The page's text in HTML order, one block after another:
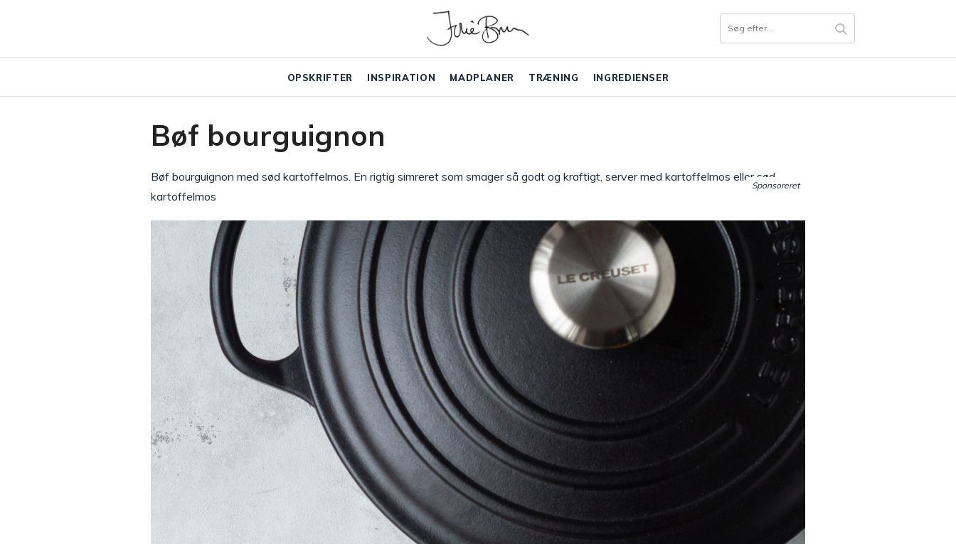
OPSKRIFTER INSPIRATION MADPLANER TRÆNING INGREDIENSER
Bøf bourguignon
Sponsoreret
Bøf bourguignon med sød kartoffelmos. En rigtig simreret som smager så godt og kraftigt, server med kartoffelmos eller sød
kartoffelmos